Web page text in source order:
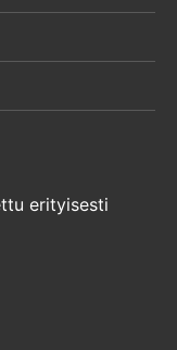
erityisesti